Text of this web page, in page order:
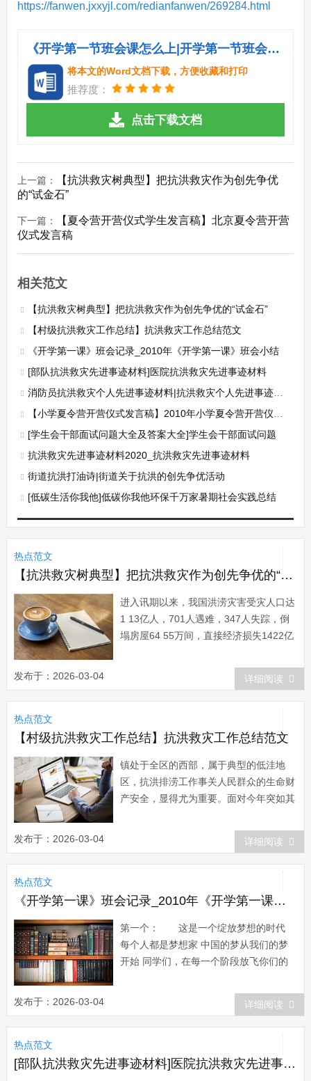
https://fanwen.jxxyjl.com/redianfanwen/269284.html
《开学第一节班会课怎么上|开学第一节班会怎么上.doc》
将本文的Word文档下载，方便收藏和打印
推荐度：
点击下载文档
上一篇：
【抗洪救灾树典型】把抗洪救灾作为创先争优
的“试金石”
下一篇：
【夏令营开营仪式学生发言稿】北京夏令营开营
仪式发言稿
相关范文
【抗洪救灾树典型】把抗洪救灾作为创先争优的“试金石”
【村级抗洪救灾工作总结】抗洪救灾工作总结范文
《开学第一课》班会记录_2010年《开学第一课》班会小结
[部队抗洪救灾先进事迹材料]医院抗洪救灾先进事迹材料
消防员抗洪救灾个人先进事迹材料|抗洪救灾个人先进事迹材料范文
【小学夏令营开营仪式发言稿】2010年小学夏令营开营仪式上的讲话
[学生会干部面试问题大全及答案大全]学生会干部面试问题
抗洪救灾先进事迹材料2020_抗洪救灾先进事迹材料
街道抗洪打油诗|街道关于抗洪的创先争优活动
[低碳生活你我他]低碳你我他环保千万家暑期社会实践总结
热点范文
【抗洪救灾树典型】把抗洪救灾作为创先争优的“试金石”
进入讯期以来，我国洪涝灾害受灾人口达
1 13亿人，701人遇难，347人失踪，倒
塌房屋64 55万间，直接经济损失1422亿
组织和党员要以创先争优的动力激发抗洪
救灾的斗志，以抗洪救灾的实际行动投入
到创先争优活动中，用抗洪救灾的胜利来
发布于：2026-03-04 详细阅读
热点范文
【村级抗洪救灾工作总结】抗洪救灾工作总结范文
镇处于全区的西部，属于典型的低洼地
区，抗洪排涝工作事关人民群众的生命财
产安全，显得尤为重要。面对今年突如其
各项抗洪排涝措施，组织全镇党员干部、
人民群众迅速投入到抗洪救灾的洪流中，
经过大家的共同努力，截止5日上午，内
河水位降至1 9米，其中丰南圩已降至1 7
米，...
发布于：2026-03-04 详细阅读
热点范文
《开学第一课》班会记录_2010年《开学第一课》班会小结
第一个： 这是一个绽放梦想的时代
每个人都是梦想家 中国的梦从我们的梦
开始 同学们，在每一个阶段放飞你们的
生。 第二个： 坚持自我的过程，
是一个不断超越自我，实现自我的过程。
抬头看着你的梦想，脚踏实地的努力，每
天都离成功更进一步。 第三个：
在实现梦想的...
发布于：2026-03-04 详细阅读
热点范文
[部队抗洪救灾先进事迹材料]医院抗洪救灾先进事迹材料